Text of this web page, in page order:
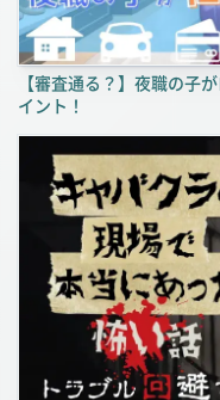
【審査通る？】夜職の子
イント！